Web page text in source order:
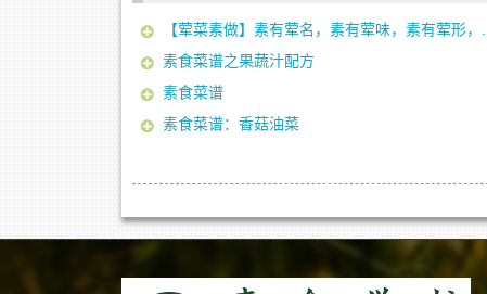
【荤菜素做】素有荤名，素有荤味，素有荤形，...
素食菜谱之果蔬汁配方
素食菜谱
素食菜谱：香菇油菜